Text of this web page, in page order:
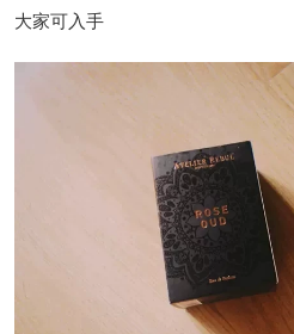
大家可入手